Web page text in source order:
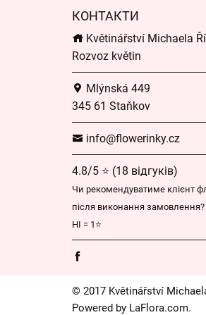
КОНТАКТИ
Květinářství Michaela
Rozvoz květin
Mlýnská 449
345 61 Staňkov
info@flowerinky.cz
4.8/5 ⭐ (18 відгуків)
Чи рекомендуватиме клієнт
після виконання замовлення?
НІ = 1⭐
© 2017 Květinářství
Powered by LaFlora.com.